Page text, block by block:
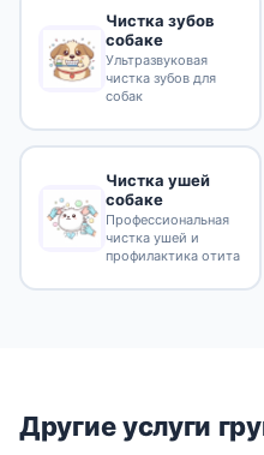
Чистка зубов
собаке
Ультразвуковая
чистка зубов для
собак
Чистка ушей
собаке
Профессиональная
чистка ушей и
профилактика отита
Другие услуги